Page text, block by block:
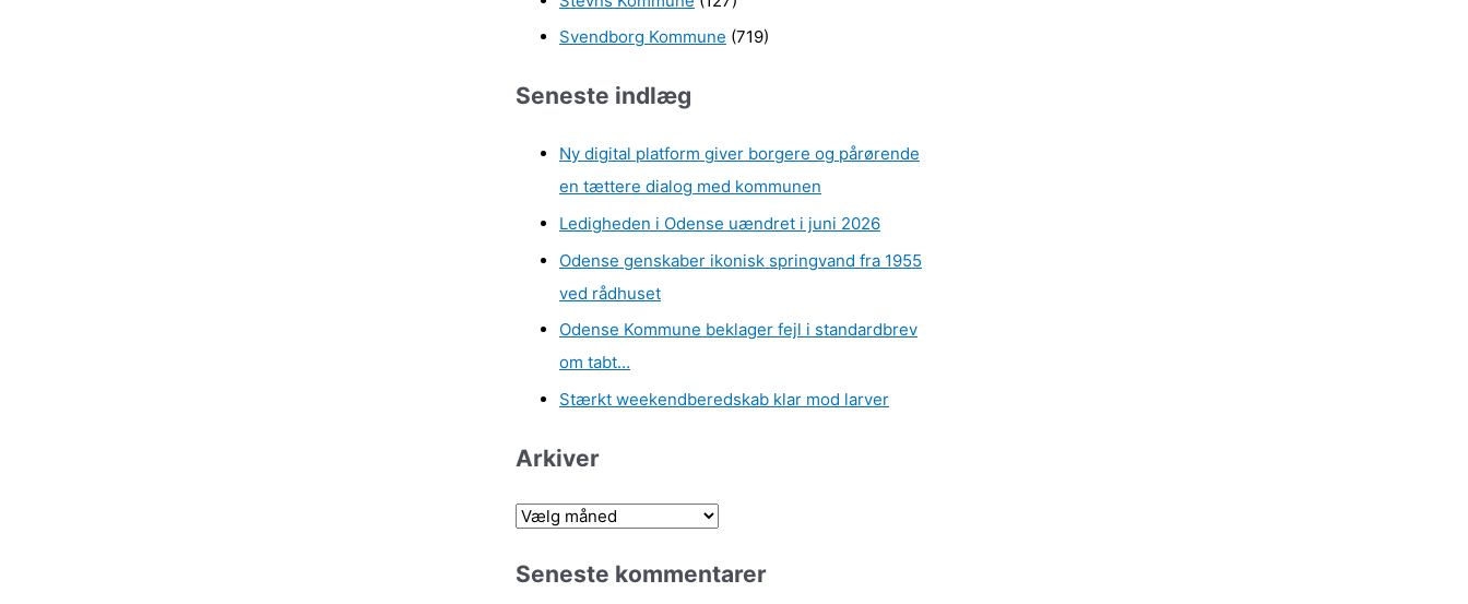
Svendborg Kommune (719)
Seneste indlæg
Ny digital platform giver borgere og pårørende
en tættere dialog med kommunen
Ledigheden i Odense uændret i juni 2026
Odense genskaber ikonisk springvand fra 1955
ved rådhuset
Odense Kommune beklager fejl i standardbrev
om tabt…
Stærkt weekendberedskab klar mod larver
Arkiver
A
k
Seneste kommentarer